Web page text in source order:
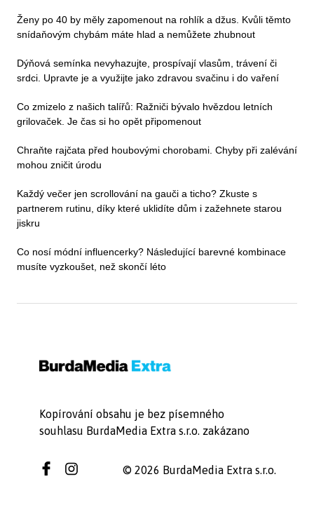
Ženy po 40 by měly zapomenout na rohlík a džus. Kvůli těmto
snídaňovým chybám máte hlad a nemůžete zhubnout
Dýňová semínka nevyhazujte, prospívají vlasům, trávení či
srdci. Upravte je a využijte jako zdravou svačinu i do vaření
Co zmizelo z našich talířů: Ražniči bývalo hvězdou letních
grilovaček. Je čas si ho opět připomenout
Chraňte rajčata před houbovými chorobami. Chyby při zalévání
mohou zničit úrodu
Každý večer jen scrollování na gauči a ticho? Zkuste s
partnerem rutinu, díky které uklidíte dům i zažehnete starou
jiskru
Co nosí módní influencerky? Následující barevné kombinace
musíte vyzkoušet, než skončí léto
Kopírování obsahu je bez písemného
souhlasu BurdaMedia Extra s.r.o. zakázano
© 2026 BurdaMedia Extra s.r.o.